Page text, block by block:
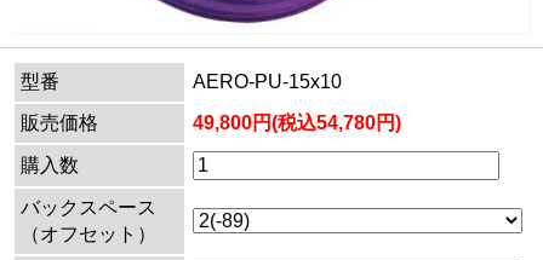
型番
AERO-PU-15x10
販売価格
49,800円(税込54,780円)
購入数
バックスペース
（オフセット）